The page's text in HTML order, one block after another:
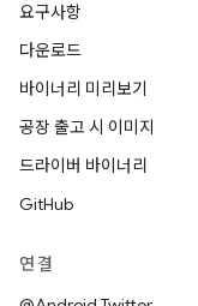
요구사항
다운로드
바이너리 미리보기
공장 출고 시 이미지
드라이버 바이너리
GitHub
연결